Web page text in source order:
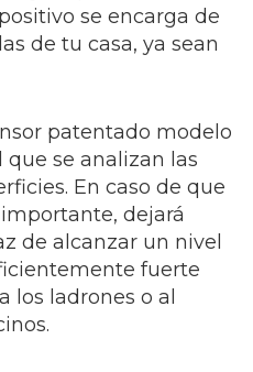
se encarga de
de tu casa, ya sean
patentado modelo
se analizan las
En caso de que
dejará
de alcanzar un nivel
fuerte
los ladrones o al